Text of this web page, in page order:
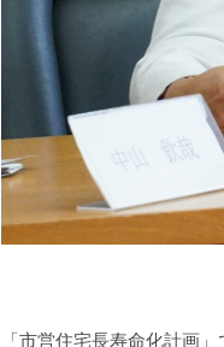
「市営住宅長寿命化計画